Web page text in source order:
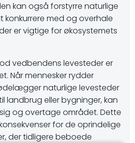
kan også forstyrre naturlige
konkurrere med og overhale
er vigtige for økosystemets
vedbendens levesteder er
Når mennesker rydder
naturlige levesteder
landbrug eller bygninger, kan
og overtage området. Dette
for de oprindelige
der tidligere beboede